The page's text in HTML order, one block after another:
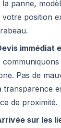
la panne,
position
immédiat
Pas de
transparence
de proximité.
sur les